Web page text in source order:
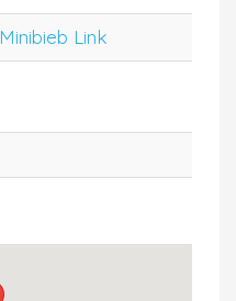
Minibieb Link